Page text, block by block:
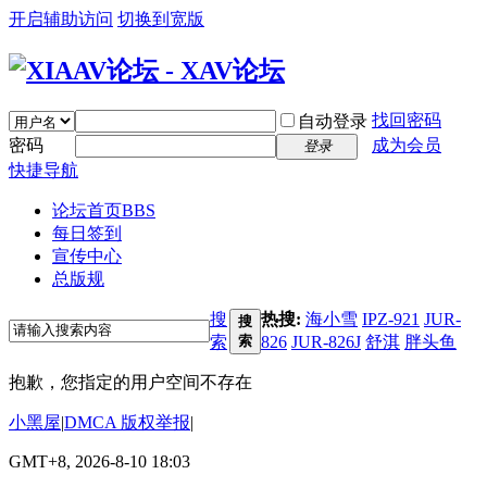
开启辅助访问 切换到宽版
自动登录 找回密码
密码
登录
成为会员
快捷导航
论坛首页BBS
每日签到
宣传中心
总版规
搜
索
搜
索
热搜: 海小雪 IPZ-921 JUR-
826 JUR-826J 舒淇 胖头鱼
抱歉，您指定的用户空间不存在
小黑屋|DMCA 版权举报|
GMT+8, 2026-8-10 18:03